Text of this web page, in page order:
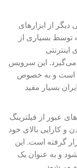
دیگر از ابزارهای
توسط بسیاری از
می‌گیرد. این سرویس
است و به خصوص
بسیار مفید
عبور از فیلترینگ
و کارایی بالای خود
گرفته است. این
و به عنوان یک